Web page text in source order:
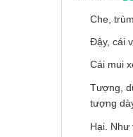
Che, trùm.
Ðậy, cái
Cái mui
Tượng,
tượng
Hại. Như